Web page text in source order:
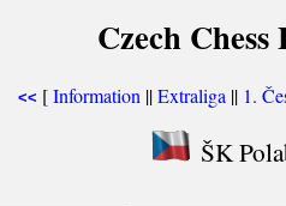
Czech
<< [Information ||Extraliga || 1.
ŠK